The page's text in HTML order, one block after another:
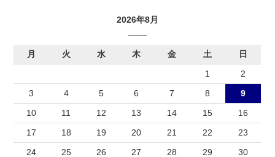
2026年8月
月 火 水 木 金 土
日
1
2
3
4 5 6 7 8
9
10
11 12 13 14 15
16
17
18 19 20 21 22
23
24
25 26 27 28 29 30